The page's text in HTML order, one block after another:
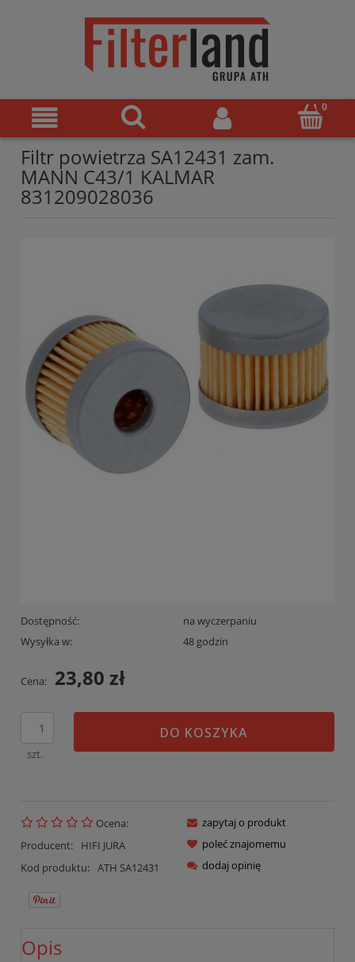
Filtr powietrza SA12431 zam.
MANN C43/1 KALMAR
831209028036
Dostępność:
na wyczerpaniu
Wysyłka w:
48 godzin
Cena: 23,80 zł
szt.
DO KOSZYKA
Ocena:
Producent:
HIFI JURA
Kod produktu: ATH SA12431
zapytaj o produkt
poleć znajomemu
dodaj opinię
Opis